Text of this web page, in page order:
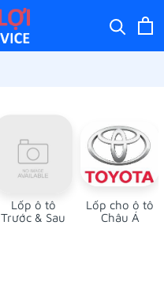
Lốp ô tô
Trước & Sau
Lốp cho ô tô
Châu Á